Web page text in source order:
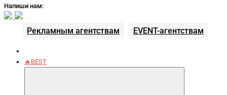
Напиши нам:
Рекламным агентствам EVENT-агентствам
🔥BEST